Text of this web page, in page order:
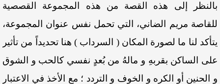
بالنظر إلى هذه القصة من هذه المجموعة القصصية
للقاصة مريم الضاني، التي تحمل نفس عنوان المجموعة،
يتأكد لنا ما لصورة المكان ( السرداب ) هنا تحديداً من تأثير
على الساكن بقربهِ و مالهُ من بُعدٍ نفسي كالحب و الشوق
و الحنين أو الكره و الخوف و التردد ؛ مع الأخذ في الاعتبار